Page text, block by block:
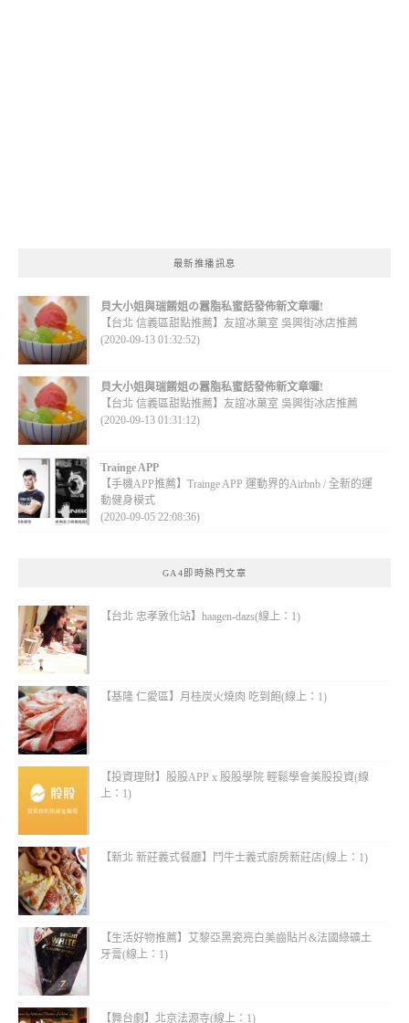
最新推播訊息
貝大小姐與瑞餚姐の囂脂私蜜話發佈新文章囉!
【台北 信義區甜點推薦】友誼冰菓室 吳興街冰店推薦
(2020-09-13 01:32:52)
貝大小姐與瑞餚姐の囂脂私蜜話發佈新文章囉!
【台北 信義區甜點推薦】友誼冰菓室 吳興街冰店推薦
(2020-09-13 01:31:12)
Trainge APP
【手機APP推薦】Trainge APP 運動界的Airbnb / 全新的運
動健身模式
(2020-09-05 22:08:36)
GA4即時熱門文章
【台北 忠孝敦化站】haagen-dazs(線上：1)
【基隆 仁愛區】月桂炭火燒肉 吃到飽(線上：1)
【投資理財】股股APP x 股股學院 輕鬆學會美股投資(線
上：1)
【新北 新莊義式餐廳】鬥牛士義式廚房新莊店(線上：1)
【生活好物推薦】艾黎亞黑瓷亮白美齒貼片&法國綠礦土
牙膏(線上：1)
【舞台劇】北京法源寺(線上：1)